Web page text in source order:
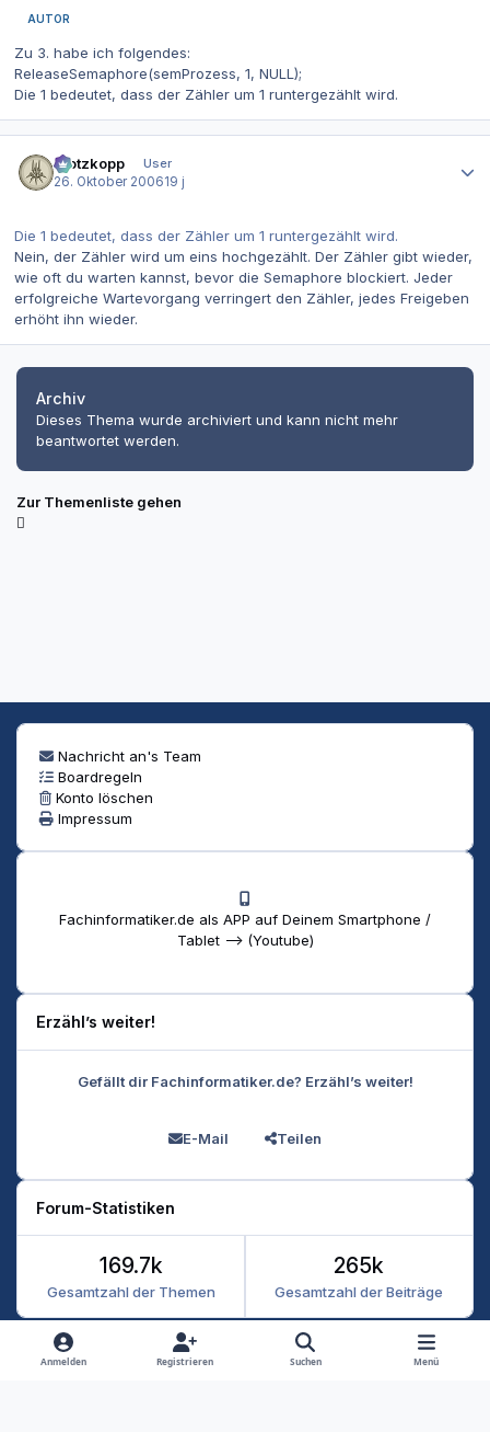
AUTOR
Zu 3. habe ich folgendes:
ReleaseSemaphore(semProzess, 1, NULL);
Die 1 bedeutet, dass der Zähler um 1 runtergezählt wird.
Klotzkopp
User
26. Oktober 200619 j
Die 1 bedeutet, dass der Zähler um 1 runtergezählt wird.
Nein, der Zähler wird um eins hochgezählt. Der Zähler gibt wieder,
wie oft du warten kannst, bevor die Semaphore blockiert. Jeder
erfolgreiche Wartevorgang verringert den Zähler, jedes Freigeben
erhöht ihn wieder.
Archiv
Dieses Thema wurde archiviert und kann nicht mehr
beantwortet werden.
Zur Themenliste gehen
Nachricht an's Team
Boardregeln
Konto löschen
Impressum
Fachinformatiker.de als APP auf Deinem Smartphone /
Tablet --> (Youtube)
Erzähl’s weiter!
Gefällt dir Fachinformatiker.de? Erzähl’s weiter!
E-Mail Teilen
Forum-Statistiken
Gesamtzahl der Themen
169.7k
Gesamtzahl der Beiträge
265k
Heller Modus
Dunkler Modus
Systemeinstellung
Anmelden Registrieren Suchen Menü